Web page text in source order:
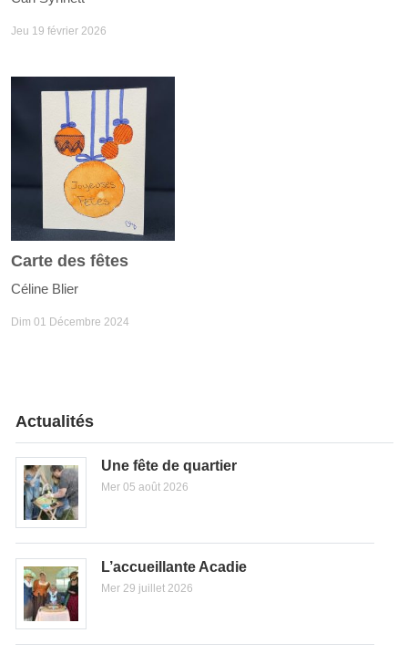
Jeu 19 février 2026
Carte des fêtes
Céline Blier
Dim 01 Décembre 2024
Actualités
Une fête de quartier
Mer 05 août 2026
L’accueillante Acadie
Mer 29 juillet 2026